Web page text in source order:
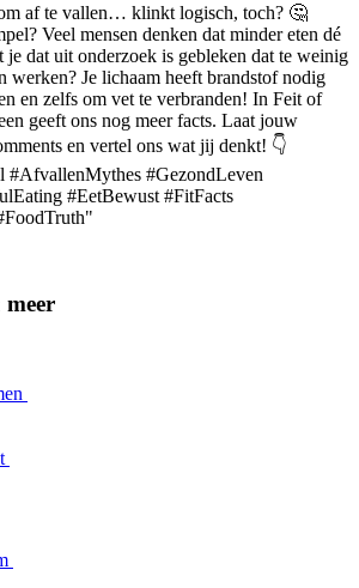
af te vallen… klinkt logisch, toch? 🤔
Veel mensen denken dat minder eten dé
je dat uit onderzoek is gebleken dat te weinig
werken? Je lichaam heeft brandstof nodig
en zelfs om vet te verbranden! In Feit of
geeft ons nog meer facts. Laat jouw
en vertel ons wat jij denkt! 👇
#AfvallenMythes #GezondLeven
#EetBewust #FitFacts
"
meer